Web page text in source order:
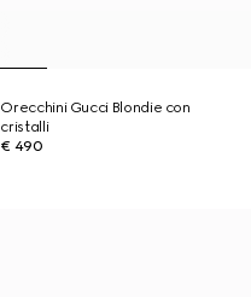
Orecchini Gucci Blondie con
cristalli
€ 490